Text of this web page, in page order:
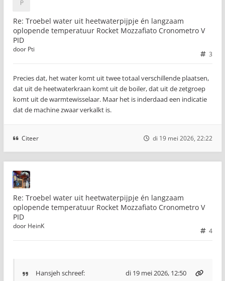
Re: Troebel water uit heetwaterpijpje én langzaam
oplopende temperatuur Rocket Mozzafiato Cronometro V
PID
3
door Pti
Precies dat, het water komt uit twee totaal verschillende plaatsen,
dat uit de heetwaterkraan komt uit de boiler, dat uit de zetgroep
komt uit de warmtewisselaar. Maar het is inderdaad een indicatie
dat de machine zwaar verkalkt is.
Citeer di 19 mei 2026, 22:22
Re: Troebel water uit heetwaterpijpje én langzaam
oplopende temperatuur Rocket Mozzafiato Cronometro V
PID
4
door HeinK
Hansjeh schreef: di 19 mei 2026, 12:50